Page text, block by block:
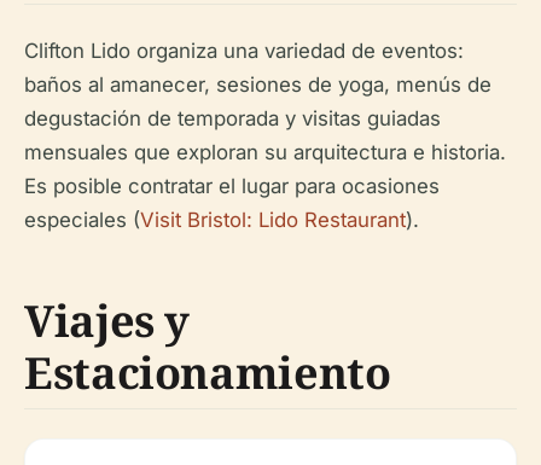
Clifton Lido organiza una variedad de eventos:
baños al amanecer, sesiones de yoga, menús de
degustación de temporada y visitas guiadas
mensuales que exploran su arquitectura e historia.
Es posible contratar el lugar para ocasiones
especiales (Visit Bristol: Lido Restaurant).
Viajes y
Estacionamiento